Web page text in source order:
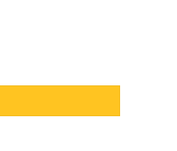
lượng